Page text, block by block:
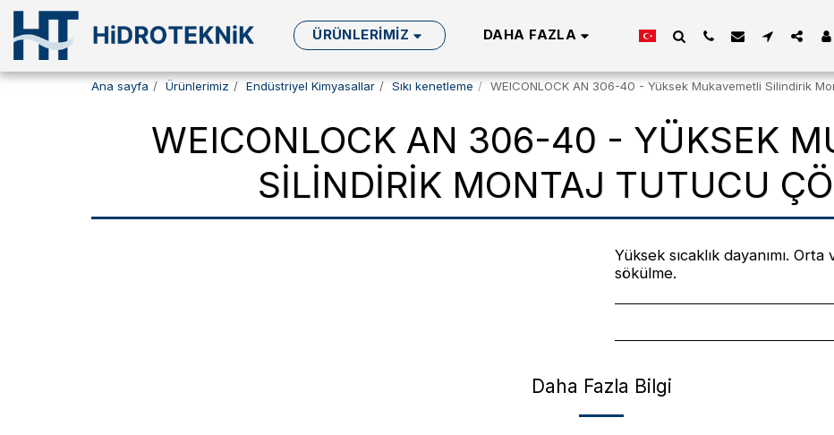
ÜRÜNLERIMIZ DAHA FAZLA
Ana sayfa Ürünlerimiz Endüstriyel Kimyasallar Sıkı kenetleme WEICONLOCK AN 306-40 - Yüksek Mukavemetli Silindirik
WEICONLOCK AN 306-40 - YÜKSEK
SILINDIRIK MONTAJ TUTUCU
Yüksek sıcaklık dayanımı.
sökülme.
Daha Fazla Bilgi